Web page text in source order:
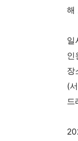
해
일
인
장
(
드